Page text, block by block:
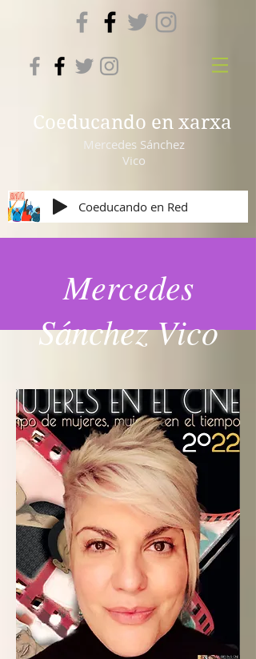
Coeducando en xarxa
Mercedes Sánchez
Vico
Coeducando en Red
Mercedes
Sánchez Vico